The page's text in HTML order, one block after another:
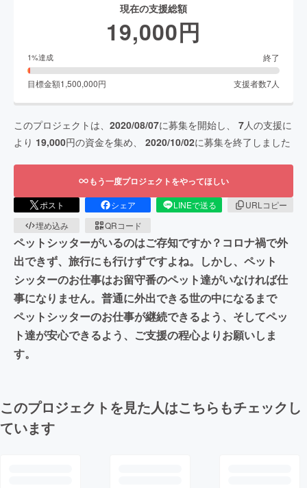
現在の支援総額
19,000円
1%達成 終了
目標金額1,500,000円 支援者数7人
このプロジェクトは、 2020/08/07に募集を開始し、 7人の支援に
より 19,000円の資金を集め、 2020/10/02に募集を終了しました
もう一度プロジェクトをやってほしい
ポスト シェア LINEで送る
URLコピー
埋め込み
QRコード
ペットシッターがいるのはご存知ですか？コロナ禍で外
出できず、旅行にも行けずですよね。しかし、ペット
シッターのお仕事はお留守番のペット達がいなければ仕
事になりません。普通に外出できる世の中になるまで
ペットシッターのお仕事が継続できるよう、そしてペッ
ト達が安心できるよう、ご支援の程心よりお願いしま
す。
このプロジェクトを見た人はこちらもチェックし
ています